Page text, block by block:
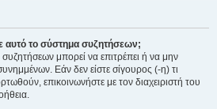
αυτό το σύστημα συζητήσεων;
μπορεί να επιτρέπει ή να μην
Εάν δεν είστε σίγουρος (-η) τι
επικοινωνήστε με τον διαχειριστή του